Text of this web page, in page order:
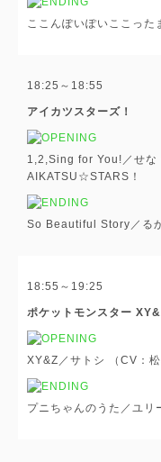
ここんぽいぽいここった
18:25～18:55
アイカツスターズ！
1,2,Sing for You!／せな
AIKATSU☆STARS！
So Beautiful Story／る
18:55～19:25
ポケットモンスター
XY&Z／サトシ （CV：松
プニちゃんのうた／ユリ